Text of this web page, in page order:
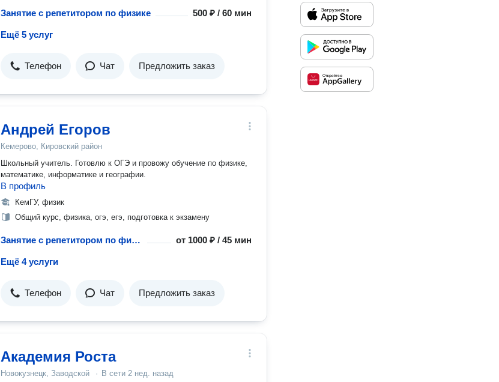
Занятие с репетитором по физике 500 ₽ / 60 мин
Ещё 5 услуг
Телефон Чат Предложить заказ
Андрей Егоров
Кемерово, Кировский район
Школьный учитель. Готовлю к ОГЭ и провожу обучение по физике,
математике, информатике и географии.
В профиль
КемГУ, физик
Общий курс, физика, огэ, егэ, подготовка к экзамену
Занятие с репетитором по физике от 1000 ₽ / 45 мин
Ещё 4 услуги
Телефон Чат Предложить заказ
Академия Роста
Новокузнецк, Заводской · В сети 2 нед. назад